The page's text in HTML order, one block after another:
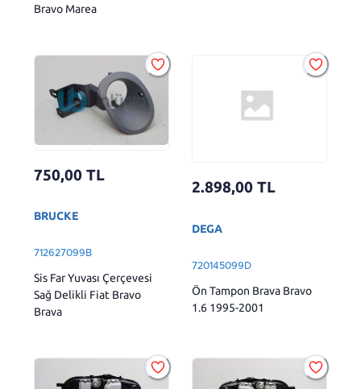
Bravo Marea
750,00 TL
BRUCKE
712627099B
Sis Far Yuvası Çerçevesi
Sağ Delikli Fiat Bravo
Brava
2.898,00 TL
DEGA
720145099D
Ön Tampon Brava Bravo
1.6 1995-2001